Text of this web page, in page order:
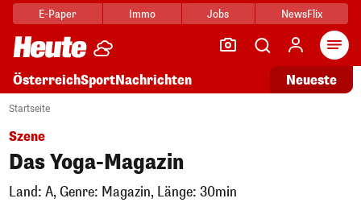
E-Paper Immo Jobs NewsFlix
ÖsterreichSportNachrichten Neueste
Startseite
Szene
Das Yoga-Magazin
Land: A, Genre: Magazin, Länge: 30min